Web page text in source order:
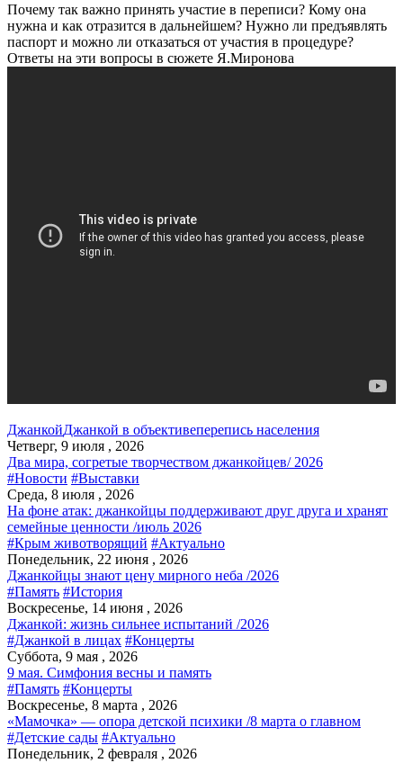
Почему так важно принять участие в переписи? Кому она
нужна и как отразится в дальнейшем? Нужно ли предъявлять
паспорт и можно ли отказаться от участия в процедуре?
Ответы на эти вопросы в сюжете Я.Миронова
ДжанкойДжанкой в объективеперепись населения
Четверг, 9 июля , 2026
Два мира, согретые творчеством джанкойцев/ 2026
#Новости #Выставки
Среда, 8 июля , 2026
На фоне атак: джанкойцы поддерживают друг друга и хранят
семейные ценности /июль 2026
#Крым животворящий #Актуально
Понедельник, 22 июня , 2026
Джанкойцы знают цену мирного неба /2026
#Память #История
Воскресенье, 14 июня , 2026
Джанкой: жизнь сильнее испытаний /2026
#Джанкой в лицах #Концерты
Суббота, 9 мая , 2026
9 мая. Симфония весны и память
#Память #Концерты
Воскресенье, 8 марта , 2026
«Мамочка» — опора детской психики /8 марта о главном
#Детские сады #Актуально
Понедельник, 2 февраля , 2026